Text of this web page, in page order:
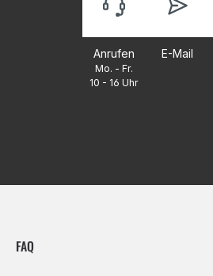
Anrufen
Mo. - Fr.
10 - 16 Uhr
E-Mail
FAQ